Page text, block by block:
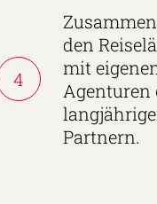
4
den
mit
Agenturen
Partnern.